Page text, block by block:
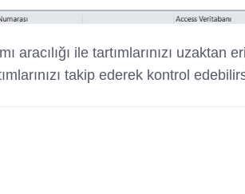
aracılığı ile tartımlarınızı
takip ederek kontrol